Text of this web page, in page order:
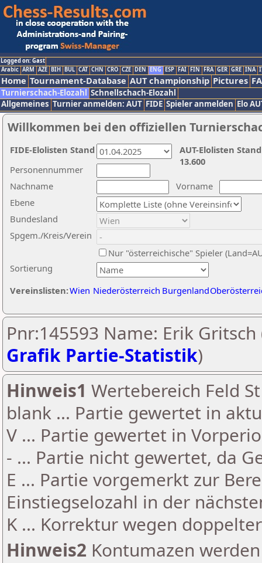
Logged on: Gast
Arabic ARM AZE BIH BUL CAT CHN CRO CZE DEN ENG ESP FAI FIN FRA GER GRE INA
Home Tournament-Database AUT championship Pictures
Turnierschach-Elozahl Schnellschach-Elozahl
Allgemeines Turnier anmelden: AUT FIDE Spieler anmelden Elo
Willkommen bei den offiziellen
Nachname
Vorname
Ebene
Sortierung
Personennummer
Bundesland
Spgem./Kreis/Verein
Nur "österreichische" Spieler
Vereinslisten:Wien Niederösterreich Burgenland
AUT-Elolisten
13.600
FIDE-Elolisten Stand
Pnr:145593 Name: Erik Gritsch
Grafik Partie-Statistik)
Hinweis1 Wertebereich Feld
blank ... Partie gewertet in
V ... Partie gewertet in
- ... Partie nicht gewertet, da
E ... Partie vorgemerkt zur
Einstiegselozahl in der
K ... Korrektur wegen
Hinweis2 Kontumazen